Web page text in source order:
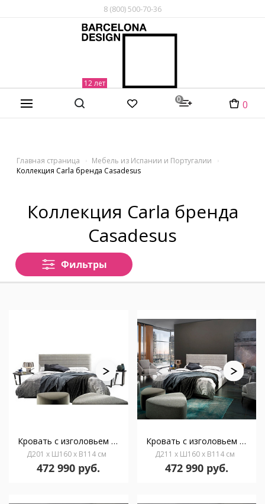
8 (800) 500-70-36
0 0
Главная страница
Мебель из Испании и Португалии
Коллекция Carla бренда Casadesus
Коллекция Carla бренда
Casadesus
Фильтры
Кровать с изголовьем Carla D201
Д201 x Ш160 x В114 см
472 990 руб.
Кровать с изголовьем Carla D211
Д211 x Ш160 x В114 см
472 990 руб.